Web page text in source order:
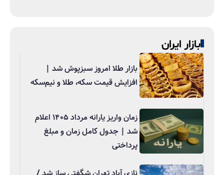
بازار ایران
بازار طلا امروز سبزپوش شد |
افزایش قیمت سکه، طلا و نیم‌سکه
زمان واریز یارانه مرداد ۱۴۰۵ اعلام
شد | جدول کامل زمان و مبلغ
پرداختی